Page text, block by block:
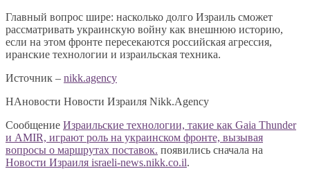
Главный вопрос шире: насколько долго Израиль сможет
рассматривать украинскую войну как внешнюю историю,
если на этом фронте пересекаются российская агрессия,
иранские технологии и израильская техника.
Источник – nikk.agency
НАновости Новости Израиля Nikk.Agency
Сообщение Израильские технологии, такие как Gaia Thunder
и AMIR, играют роль на украинском фронте, вызывая
вопросы о маршрутах поставок. появились сначала на
Новости Израиля israeli-news.nikk.co.il.